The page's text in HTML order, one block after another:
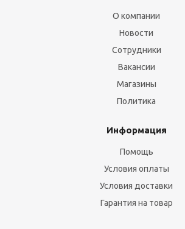
О компании
Новости
Сотрудники
Вакансии
Магазины
Политика
Информация
Помощь
Условия оплаты
Условия доставки
Гарантия на товар